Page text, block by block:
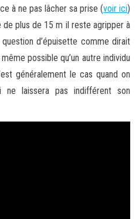
à ne pas lâcher sa prise (voir ici)
plus de 15 m il reste agripper à
d’épuisette comme dirait
possible qu’un autre individu
généralement le cas quand on
laissera pas indifférent son